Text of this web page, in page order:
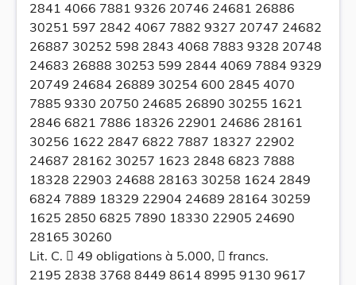
2841 4066 7881 9326 20746 24681 26886
30251 597 2842 4067 7882 9327 20747 24682
26887 30252 598 2843 4068 7883 9328 20748
24683 26888 30253 599 2844 4069 7884 9329
20749 24684 26889 30254 600 2845 4070
7885 9330 20750 24685 26890 30255 1621
2846 6821 7886 18326 22901 24686 28161
30256 1622 2847 6822 7887 18327 22902
24687 28162 30257 1623 2848 6823 7888
18328 22903 24688 28163 30258 1624 2849
6824 7889 18329 22904 24689 28164 30259
1625 2850 6825 7890 18330 22905 24690
28165 30260
Lit. C.  49 obligations à 5.000,  francs.
2195 2838 3768 8449 8614 8995 9130 9617